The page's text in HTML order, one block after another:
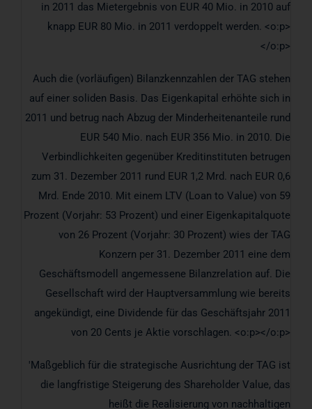
in 2011 das Mietergebnis von EUR 40 Mio. in 2010 auf
knapp EUR 80 Mio. in 2011 verdoppelt werden. <o:p>
</o:p>
Auch die (vorläufigen) Bilanzkennzahlen der TAG stehen
auf einer soliden Basis. Das Eigenkapital erhöhte sich in
2011 und betrug nach Abzug der Minderheitenanteile rund
EUR 540 Mio. nach EUR 356 Mio. in 2010. Die
Verbindlichkeiten gegenüber Kreditinstituten betrugen
zum 31. Dezember 2011 rund EUR 1,2 Mrd. nach EUR 0,6
Mrd. Ende 2010. Mit einem LTV (Loan to Value) von 59
Prozent (Vorjahr: 53 Prozent) und einer Eigenkapitalquote
von 26 Prozent (Vorjahr: 30 Prozent) wies der TAG
Konzern per 31. Dezember 2011 eine dem
Geschäftsmodell angemessene Bilanzrelation auf. Die
Gesellschaft wird der Hauptversammlung wie bereits
angekündigt, eine Dividende für das Geschäftsjahr 2011
von 20 Cents je Aktie vorschlagen. <o:p></o:p>
'Maßgeblich für die strategische Ausrichtung der TAG ist
die langfristige Steigerung des Shareholder Value, das
heißt die Realisierung von nachhaltigen